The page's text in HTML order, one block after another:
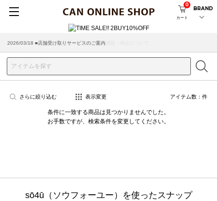
カート
0
BRAND
2026/07/29 ■【お知らせ】ヤマト運輸の配送遅延・停止について
2026/03/18 ■店舗受け取りサービスのご案内
さらに絞り込む 表示変更 アイテム数： 件
条件に一致する商品は見つかりませんでした。
お手数ですが、検索条件を変更してください。
sō4ū（ソウフォーユー）を使ったスナップ